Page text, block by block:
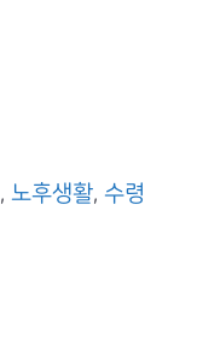
,노후생활,수령